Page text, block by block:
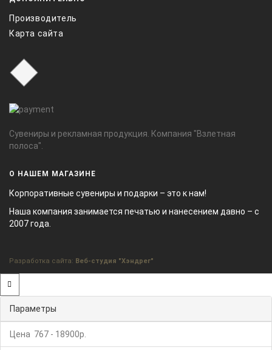
Производитель
Карта сайта
Сувениры и рекламная продукция. Компания "Взлетная
полоса".
О НАШЕМ МАГАЗИНЕ
Корпоративные сувениры и подарки – это к нам!
Наша компания занимается печатью и нанесением давно – с
2007 года.
Разработка сайта: Веб-студия "Хэндрег"
Параметры
Цена 767 - 18900р.